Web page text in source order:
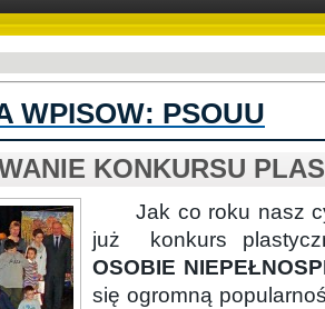
WPISOW: PSOUU
KONKURSU
Jak co roku nasz
już konkurs
OSOBIE
się ogromną